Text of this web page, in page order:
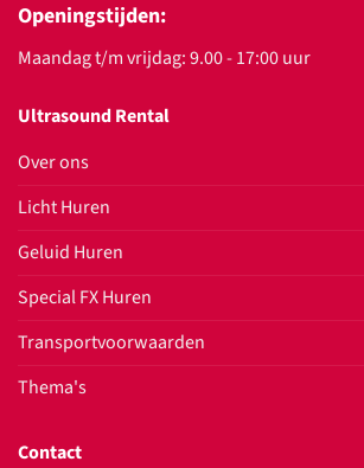
Openingstijden:
Maandag t/m vrijdag: 9.00 - 17:00 uur
Ultrasound Rental
Over ons
Licht Huren
Geluid Huren
Special FX Huren
Transportvoorwaarden
Thema's
Contact